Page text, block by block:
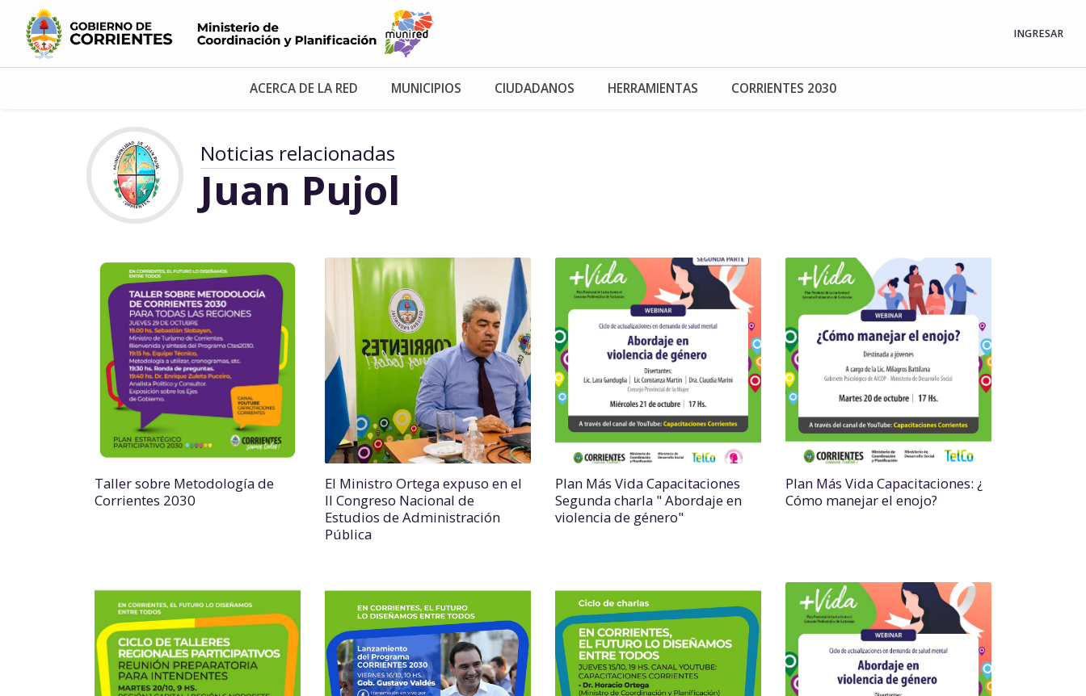
INGRESAR
ACERCA DE LA RED MUNICIPIOS CIUDADANOS HERRAMIENTAS CORRIENTES 2030
Noticias relacionadas
Juan Pujol
Taller sobre Metodología de
Corrientes 2030
El Ministro Ortega expuso en el
II Congreso Nacional de
Estudios de Administración
Pública
Plan Más Vida Capacitaciones
Segunda charla " Abordaje en
violencia de género"
Plan Más Vida Capacitaciones: ¿
Cómo manejar el enojo?